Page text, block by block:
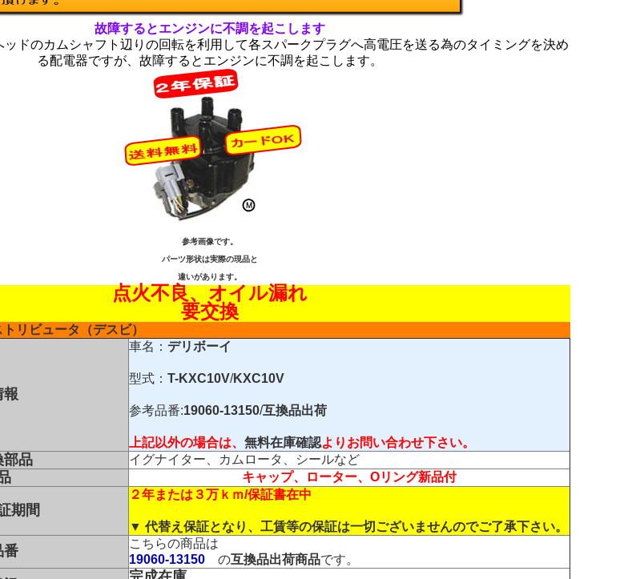
故障するとエンジンに不調を起こします
ドのカムシャフト辺りの回転を利用して各スパークプラグへ高電圧を送る為のタイミングを決め
る配電器ですが、故障するとエンジンに不調を起こします。
参考画像です。
パーツ形状は実際の現品と
違いがあります。
点火不良、オイル漏れ
要交換
リビュータ（デスビ）
報
車名： デリボーイ
型式： T-KXC10V/KXC10V
参考品番:19060-13150/互換品出荷
上記以外の場合は、 無料在庫確認よりお問い合わせ下さい。
部品 イグナイター、カムロータ、シールなど
キャップ、ローター、Oリング新品付
期間
２年または３万ｋｍ/保証書在中
▼ 代替え保証となり、工賃等の保証は一切ございませんのでご了承下さい。
番
こちらの商品は
19060-13150 の互換品出荷商品です。